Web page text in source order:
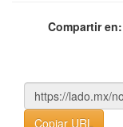
Compartir en:
Copiar URL